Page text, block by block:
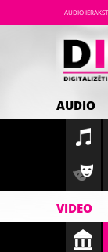
AUDIO
AUDIO
VIDEO